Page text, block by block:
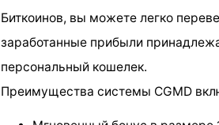
Биткоинов, вы можете легко
заработанные прибыли
персональный кошелек.
Преимущества системы CGMD